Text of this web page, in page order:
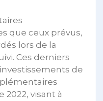
que ceux prévus,
lors de la
Ces derniers
de
visant à